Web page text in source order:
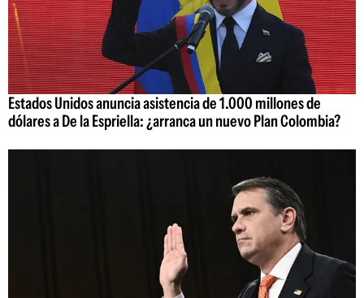
Estados Unidos anuncia asistencia de 1.000 millones de
dólares a De la Espriella: ¿arranca un nuevo Plan Colombia?